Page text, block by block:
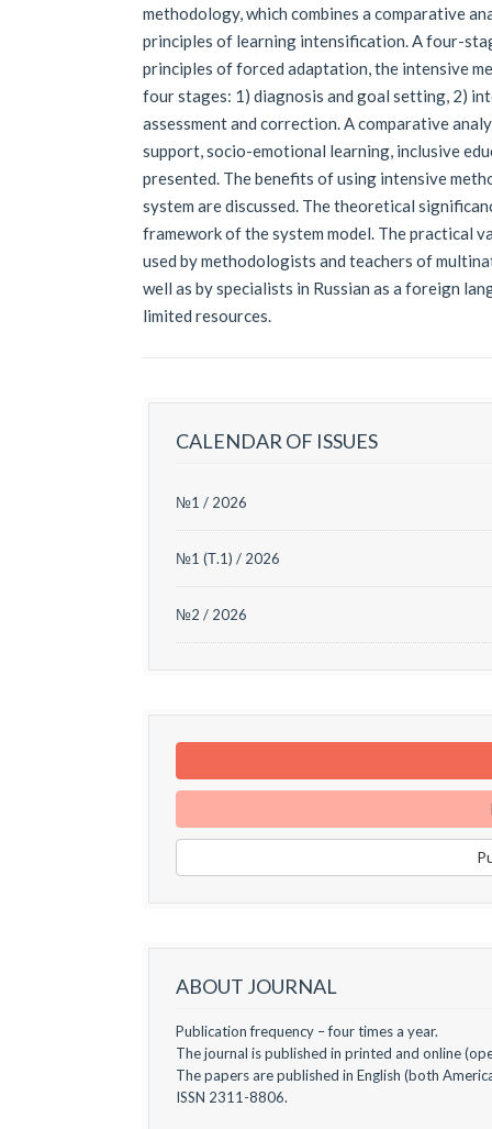
methodology, which combines a comparative
principles of learning intensification. A four-
principles of forced adaptation, the intensive
four stages: 1) diagnosis and goal setting, 2)
assessment and correction. A comparative
support, socio-emotional learning, inclusive
presented. The benefits of using intensive
system are discussed. The theoretical
framework of the system model. The practical
used by methodologists and teachers of
well as by specialists in Russian as a foreign
limited resources.
CALENDAR OF ISSUES
№1 / 2026
№1 (Т.1) / 2026
№2 / 2026
ABOUT JOURNAL
Publication frequency – four times a year.
The journal is published in printed and online
The papers are published in English (both
ISSN 2311-8806.